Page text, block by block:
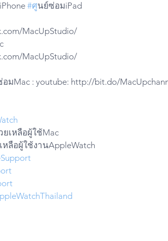
#ศูนย์ซ่อมiPad
MacUpStudio/
MacUpStudio/
มMac : youtube: http://bit.do/
ยเหลือผู้ใช้Mac
หลือผู้ใช้งานAppleWatch